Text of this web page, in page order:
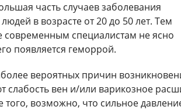
часть случаев заболевания
в возрасте от 20 до 50 лет. Тем
современным специалистам не ясно
появляется геморрой.
вероятных причин
слабость вен и/или варикозное
того, возможно, что сильное